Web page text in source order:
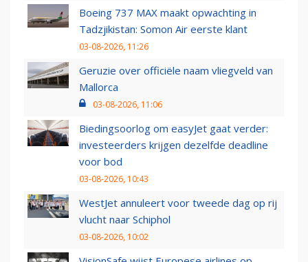
Boeing 737 MAX maakt opwachting in
Tadzjikistan: Somon Air eerste klant
03-08-2026, 11:26
Geruzie over officiële naam vliegveld van
Mallorca
03-08-2026, 11:06
Biedingsoorlog om easyJet gaat verder:
investeerders krijgen dezelfde deadline
voor bod
03-08-2026, 10:43
WestJet annuleert voor tweede dag op rij
vlucht naar Schiphol
03-08-2026, 10:02